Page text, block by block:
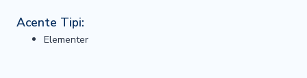
Acente Tipi:
Elementer